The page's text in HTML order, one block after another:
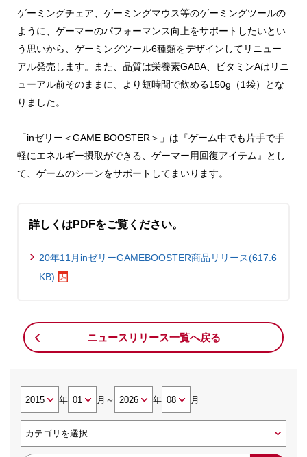
ゲーミングチェア、ゲーミングマウス等のゲーミングツールの
ように、ゲーマーのパフォーマンス向上をサポートしたいとい
う思いから、ゲーミングツール6種類をデザインしてリニュー
アル発売します。また、品質は栄養素GABA、ビタミンAはリニ
ューアル前そのままに、より短時間で飲める150g（1袋）とな
りました。
「inゼリー＜GAME BOOSTER＞」は『ゲーム中でも片手で手
軽にエネルギー摂取ができる、ゲーマー用回復アイテム』とし
て、ゲームのシーンをサポートしてまいります。
詳しくはPDFをご覧ください。
20年11月inゼリーGAMEBOOSTER商品リリース(617.6
KB)
ニュースリリース一覧へ戻る
年 月 ～ 年 月